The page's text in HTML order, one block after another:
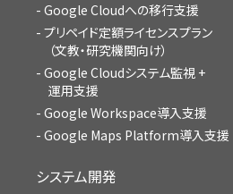
Google Cloudへの移行支援
プリペイド定額ライセンスプラン
（文教・研究機関向け）
Google Cloudシステム監視 +
運用支援
Google Workspace導入支援
Google Maps Platform導入支援
システム開発